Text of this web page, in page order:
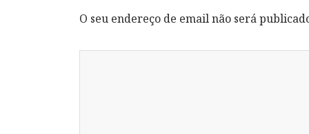
O seu endereço de email não será